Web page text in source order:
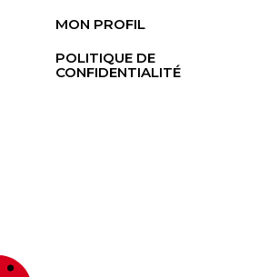
MON PROFIL
POLITIQUE DE
CONFIDENTIALITÉ